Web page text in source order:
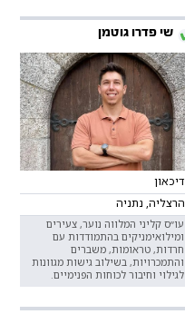
שי פדרו גוטמן
דיכאון
הרצליה, נתניה
עו״ס קליני המלווה נוער, צעירים
ומילואימניקים בהתמודדות עם
חרדות, טראומות, משברים
והתמכרויות, בשילוב גישות מגוונות
לגילוי וחיבור לכוחות הפנימיים.